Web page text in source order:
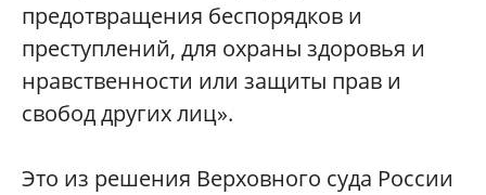
предотвращения беспорядков и
преступлений, для охраны здоровья и
нравственности или защиты прав и
свобод других лиц».
Это из решения Верховного суда России